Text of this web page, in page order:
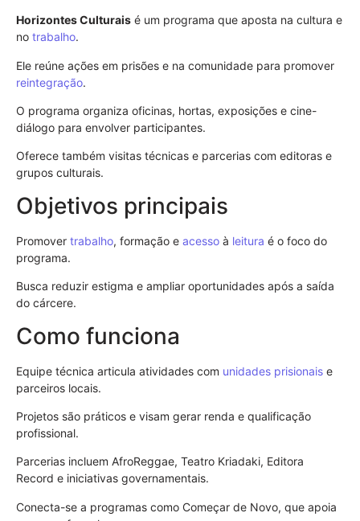
Horizontes Culturais é um programa que aposta na cultura e
no trabalho.
Ele reúne ações em prisões e na comunidade para promover
reintegração.
O programa organiza oficinas, hortas, exposições e cine-
diálogo para envolver participantes.
Oferece também visitas técnicas e parcerias com editoras e
grupos culturais.
Objetivos principais
Promover trabalho, formação e acesso à leitura é o foco do
programa.
Busca reduzir estigma e ampliar oportunidades após a saída
do cárcere.
Como funciona
Equipe técnica articula atividades com unidades prisionais e
parceiros locais.
Projetos são práticos e visam gerar renda e qualificação
profissional.
Parcerias incluem AfroReggae, Teatro Kriadaki, Editora
Record e iniciativas governamentais.
Conecta-se a programas como Começar de Novo, que apoia